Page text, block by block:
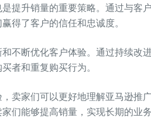
提升销量的重要策略。通过与客
得了客户的信任和忠诚度。
不断优化客户体验。通过持续改
者和重复购买行为。
卖家们可以更好地理解亚马逊推
们能够提高销量，实现长期的业务